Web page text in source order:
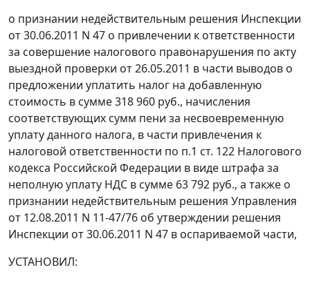
о признании недействительным решения Инспекции
от 30.06.2011 N 47 о привлечении к ответственности
за совершение налогового правонарушения по акту
выездной проверки от 26.05.2011 в части выводов о
предложении уплатить налог на добавленную
стоимость в сумме 318 960 руб., начисления
соответствующих сумм пени за несвоевременную
уплату данного налога, в части привлечения к
налоговой ответственности по п.1 ст. 122 Налогового
кодекса Российской Федерации в виде штрафа за
неполную уплату НДС в сумме 63 792 руб., а также о
признании недействительным решения Управления
от 12.08.2011 N 11-47/76 об утверждении решения
Инспекции от 30.06.2011 N 47 в оспариваемой части,
УСТАНОВИЛ: